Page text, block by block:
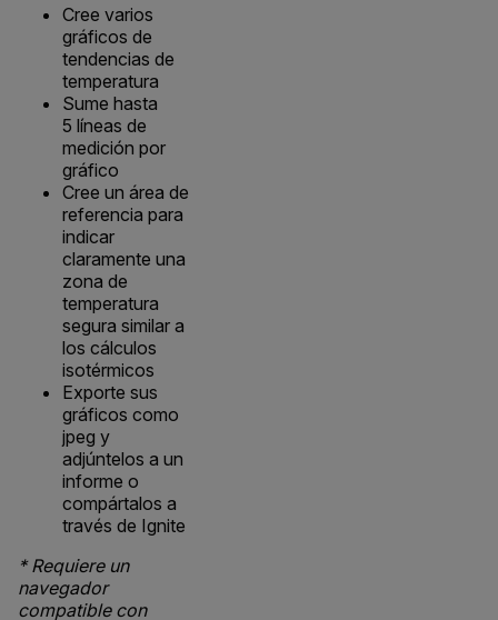
Cree varios
gráficos de
tendencias de
temperatura
Sume hasta
5 líneas de
medición por
gráfico
Cree un área de
referencia para
indicar
claramente una
zona de
temperatura
segura similar a
los cálculos
isotérmicos
Exporte sus
gráficos como
jpeg y
adjúntelos a un
informe o
compártalos a
través de Ignite
* Requiere un
navegador
compatible con